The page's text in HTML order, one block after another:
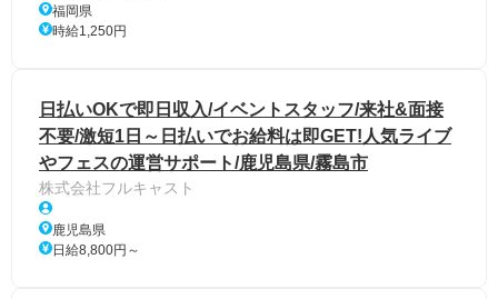
福岡県
時給1,250円
日払いOKで即日収入/イベントスタッフ/来社&面接
不要/激短1日～日払いでお給料は即GET!人気ライブ
やフェスの運営サポート/鹿児島県/霧島市
株式会社フルキャスト
鹿児島県
日給8,800円～